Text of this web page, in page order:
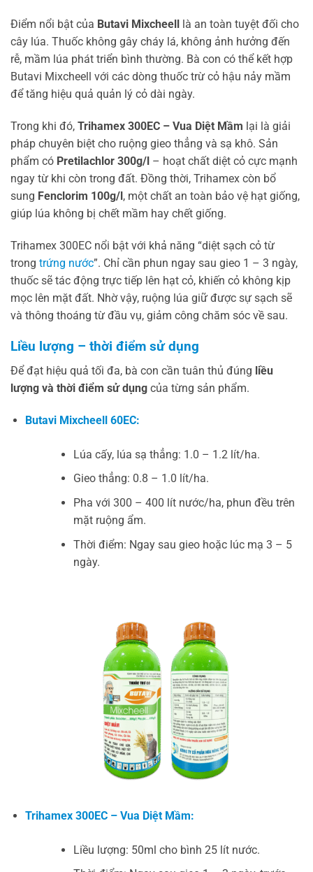
Điểm nổi bật của Butavi Mixcheell là an toàn tuyệt đối cho
cây lúa. Thuốc không gây cháy lá, không ảnh hưởng đến
rễ, mầm lúa phát triển bình thường. Bà con có thể kết hợp
Butavi Mixcheell với các dòng thuốc trừ cỏ hậu nảy mầm
để tăng hiệu quả quản lý cỏ dài ngày.
Trong khi đó, Trihamex 300EC – Vua Diệt Mầm lại là giải
pháp chuyên biệt cho ruộng gieo thẳng và sạ khô. Sản
phẩm có Pretilachlor 300g/l – hoạt chất diệt cỏ cực mạnh
ngay từ khi còn trong đất. Đồng thời, Trihamex còn bổ
sung Fenclorim 100g/l, một chất an toàn bảo vệ hạt giống,
giúp lúa không bị chết mầm hay chết giống.
Trihamex 300EC nổi bật với khả năng “diệt sạch cỏ từ
trong trứng nước”. Chỉ cần phun ngay sau gieo 1 – 3 ngày,
thuốc sẽ tác động trực tiếp lên hạt cỏ, khiến cỏ không kịp
mọc lên mặt đất. Nhờ vậy, ruộng lúa giữ được sự sạch sẽ
và thông thoáng từ đầu vụ, giảm công chăm sóc về sau.
Liều lượng – thời điểm sử dụng
Để đạt hiệu quả tối đa, bà con cần tuân thủ đúng liều
lượng và thời điểm sử dụng của từng sản phẩm.
Butavi Mixcheell 60EC:
Lúa cấy, lúa sạ thẳng: 1.0 – 1.2 lít/ha.
Gieo thẳng: 0.8 – 1.0 lít/ha.
Pha với 300 – 400 lít nước/ha, phun đều trên
mặt ruộng ẩm.
Thời điểm: Ngay sau gieo hoặc lúc mạ 3 – 5
ngày.
Trihamex 300EC – Vua Diệt Mầm:
Liều lượng: 50ml cho bình 25 lít nước.